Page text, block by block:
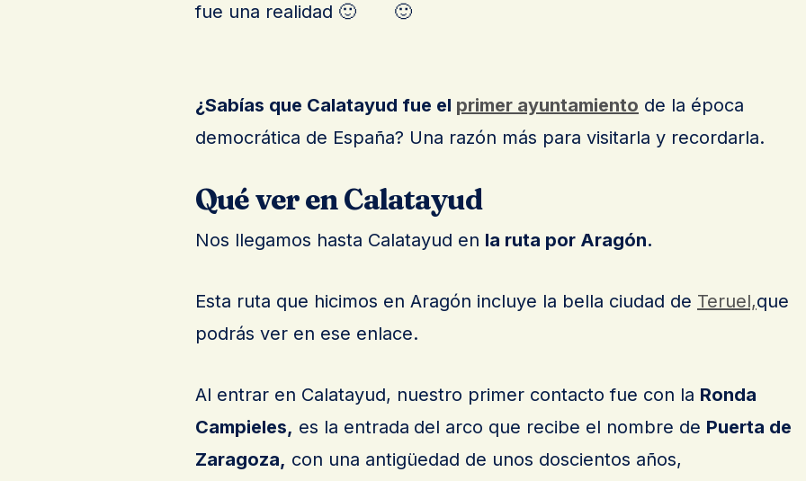
fue una realidad 🙂 🙂
¿Sabías que Calatayud fue el primer ayuntamiento de la época
democrática de España? Una razón más para visitarla y recordarla.
Qué ver en Calatayud
Nos llegamos hasta Calatayud en la ruta por Aragón.
Esta ruta que hicimos en Aragón incluye la bella ciudad de Teruel,que
podrás ver en ese enlace.
Al entrar en Calatayud, nuestro primer contacto fue con la Ronda
Campieles, es la entrada del arco que recibe el nombre de Puerta de
Zaragoza, con una antigüedad de unos doscientos años,